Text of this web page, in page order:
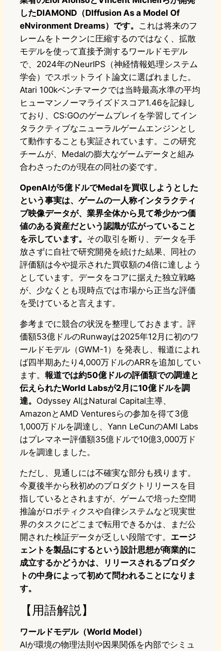
したDIAMOND（DIffusion As a Model Of
eNvironment Dreams）です。 これは将来のフ
レームをトークンに圧縮するのではなく、拡散
モデルを使って直接予測するワールドモデル
で、2024年のNeurIPS（神経情報処理システム
学会）でスポットライト論文に選ばれました。
Atari 100kベンチマークでは当時最高水準の平均
ヒューマンノーマライズドスコア1.46を記録し
ており、CS:GOのゲームプレイを学習してイン
タラクティブなニューラルゲームエンジンとし
て動作することも実証されています。この研究
チームが、Medalの膨大なゲームデータと組み
合わさったのが現在の同社の姿です。
OpenAIが5億ドルでMedalを買収しようとした
という事実は、ゲームの一人称インタラクティ
ブ映像データが、業界全体から見て希少かつ価
値のある資産だという認識が広がっていること
を示しています。 その取引を断り、データを手
放さずに自社で研究開発を続けた結果、同社の
評価額は今や提示された買収額の4倍に達しよう
としています。データをコアに据えた独立戦略
が、少なくとも現時点では市場から正当な評価
を受けていると言えます。
参考までに競合の状況を整理しておきます。評
価額53億ドルのRunwayは2025年12月に初のワ
ールドモデル（GWM-1）を発表し、報道によれ
ば四半期あたり4,000万ドルのARRを追加してい
ます。 報道では約50億ドルの評価額での調達と
伝えられたWorld Labsが2月に10億ドルを調
達。 Odyssey AIはNatural Capital主導、
AmazonとAMD Venturesらの参加を得て3億
1,000万ドルを調達し、Yann LeCunのAMI Labs
はプレマネー評価額35億ドルで10億3,000万ド
ルを調達しました。
ただし、見通しには不確実な部分も残ります。
今夏後半から秋初めのプロダクトリリースを目
指しているとされますが、ゲームで培った空間
推論がロボティクスや自律システムなど現実世
界のタスクにどこまで転用できるかは、まだ公
開された検証データが乏しい段階です。 エージ
ェントを製品にするという設計思想が商業的に
成立するかどうかは、リリースされるプロダク
トの中身によって初めて問われることになりま
す。
【用語解説】
ワールドモデル（World Model）
AIが環境の物理法則や因果関係を内部でシミュ